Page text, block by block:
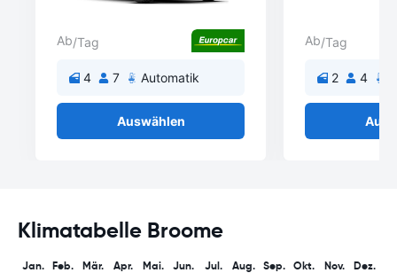
Ab/Tag
4 7 Automatik
Auswählen
Ab/Tag
2 4
Klimatabelle Broome
Jan. Feb. Mär. Apr. Mai. Jun. Jul. Aug. Sep. Okt. Nov. Dez.